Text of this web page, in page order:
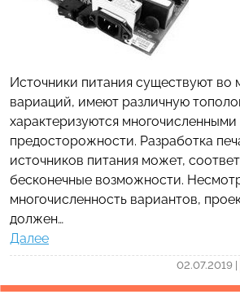
Источники питания существуют во
вариаций, имеют различную
характеризуются
предосторожности. Разработка
источников питания может,
бесконечные возможности.
многочисленность вариантов,
должен…
Далее
02.07.2019